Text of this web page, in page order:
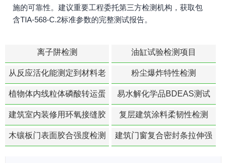
施的可靠性。建议重要工程委托第三方检测机构，获取包
含TIA-568-C.2标准参数的完整测试报告。
离子阱检测 油缸试验检测项目
从反应活化能测定到材料老
化寿命预测的经典模型
粉尘爆炸特性检测
植物体内线粒体磷酸转运蛋
白活性检测
易水解化学品BDEAS测试
建筑室内装修用环氧接缝胶
苯含量检测
复层建筑涂料柔韧性检测
木镶板门表面胶合强度检测
建筑门窗复合密封条拉伸强